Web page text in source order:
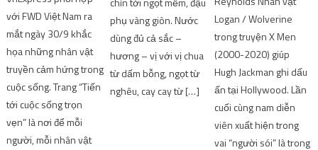
với FWD Việt Nam ra
mắt ngày 30/9 khắc
họa những nhân vật
truyền cảm hứng trong
cuộc sống. Trang “Tiến
tới cuộc sống trọn
vẹn” là nơi để mỗi
người, mỗi nhân vật
phụ vàng giòn. Nước
dùng đủ cả sắc –
hương – vị với vị chua
từ dấm bỗng, ngọt từ
nghêu, cay cay từ […]
Logan / Wolverine
trong truyện X Men
(2000-2020) giúp
Hugh Jackman ghi dấu
ấn tại Hollywood. Lần
cuối cùng nam diễn
viên xuất hiện trong
vai “người sói” là trong